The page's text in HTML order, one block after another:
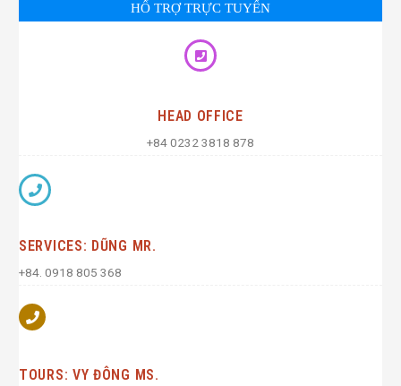
HỔ TRỢ TRỰC TUYẾN
HEAD OFFICE
+84 0232 3818 878
SERVICES: DŨNG MR.
+84. 0918 805 368
TOURS: VY ĐÔNG MS.